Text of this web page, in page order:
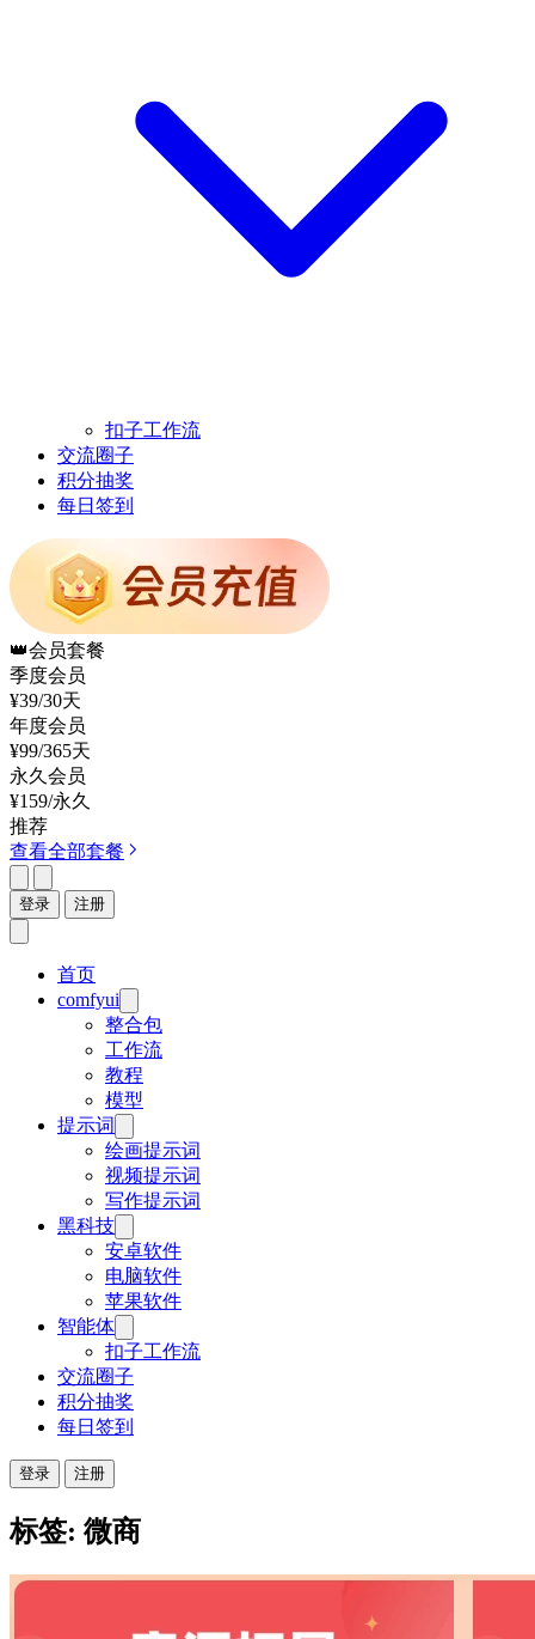
扣子工作流
交流圈子
积分抽奖
每日签到
👑会员套餐
季度会员
¥39/30天
年度会员
¥99/365天
永久会员
¥159/永久
推荐
查看全部套餐
登录 注册
首页
comfyui
整合包
工作流
教程
模型
提示词
绘画提示词
视频提示词
写作提示词
黑科技
安卓软件
电脑软件
苹果软件
智能体
扣子工作流
交流圈子
积分抽奖
每日签到
登录 注册
标签: 微商